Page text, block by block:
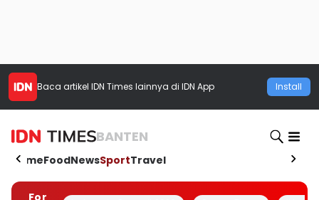
Baca artikel IDN Times lainnya di IDN App Install
BANTEN
HomeFoodNewsSportTravel
For